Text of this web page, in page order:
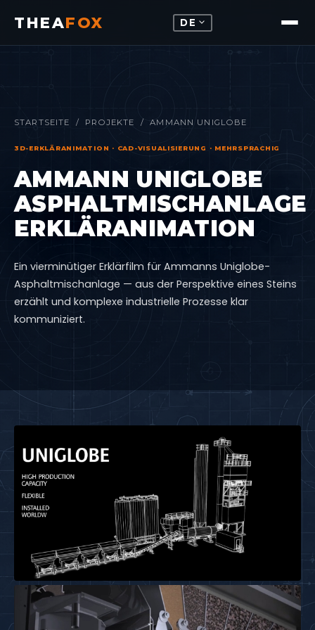
THEAFOX DE expand_more
STARTSEITE / PROJEKTE / AMMANN UNIGLOBE
3D-ERKLÄRANIMATION · CAD-VISUALISIERUNG · MEHRSPRACHIG
AMMANN UNIGLOBE
ASPHALTMISCHANLAGE
ERKLÄRANIMATION
Ein vierminütiger Erklärfilm für Ammanns Uniglobe-
Asphaltmischanlage — aus der Perspektive eines Steins
erzählt und komplexe industrielle Prozesse klar
kommuniziert.